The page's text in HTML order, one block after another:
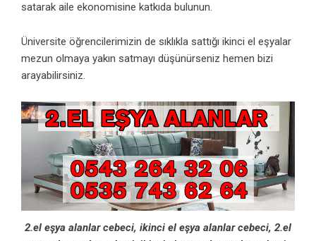
satarak aile ekonomisine katkıda bulunun.
Üniversite öğrencilerimizin de sıklıkla sattığı ikinci el eşyalar
mezun olmaya yakın satmayı düşünürseniz hemen bizi
arayabilirsiniz.
2.el eşya alanlar cebeci, ikinci el eşya alanlar cebeci, 2.el